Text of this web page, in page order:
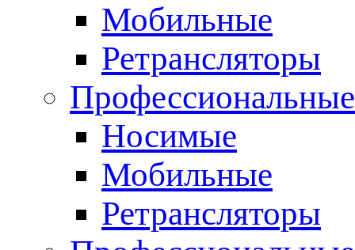
Мобильные
Ретрансляторы
Носимые
Мобильные
Ретрансляторы